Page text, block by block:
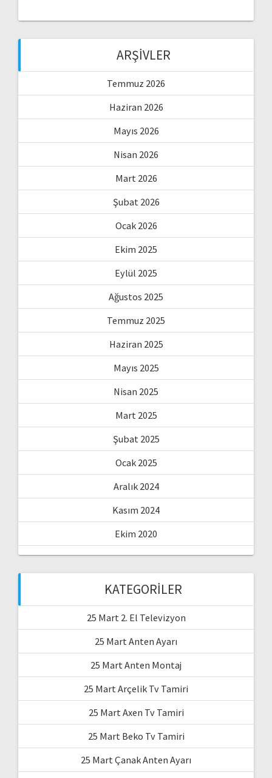
ARŞIVLER
Temmuz 2026
Haziran 2026
Mayıs 2026
Nisan 2026
Mart 2026
Şubat 2026
Ocak 2026
Ekim 2025
Eylül 2025
Ağustos 2025
Temmuz 2025
Haziran 2025
Mayıs 2025
Nisan 2025
Mart 2025
Şubat 2025
Ocak 2025
Aralık 2024
Kasım 2024
Ekim 2020
KATEGORILER
25 Mart 2. El Televizyon
25 Mart Anten Ayarı
25 Mart Anten Montaj
25 Mart Arçelik Tv Tamiri
25 Mart Axen Tv Tamiri
25 Mart Beko Tv Tamiri
25 Mart Çanak Anten Ayarı